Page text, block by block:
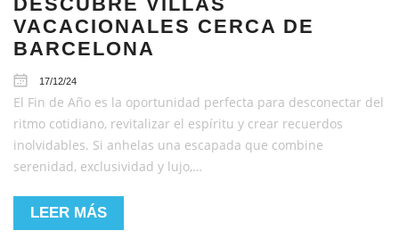
VACACIONALES CERCA DE
BARCELONA
17/12/24
El Fin de Año es la oportunidad perfecta para desconectar del
ritmo cotidiano, revitalizar el espíritu y crear recuerdos
inolvidables. Si anhelas una escapada que combine
serenidad, exclusividad y lujo,…
LEER MÁS